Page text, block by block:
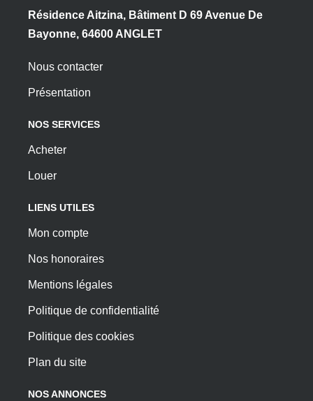
Résidence Aitzina, Bâtiment D 69 Avenue De
Bayonne, 64600 ANGLET
Nous contacter
Présentation
NOS SERVICES
Acheter
Louer
LIENS UTILES
Mon compte
Nos honoraires
Mentions légales
Politique de confidentialité
Politique des cookies
Plan du site
NOS ANNONCES